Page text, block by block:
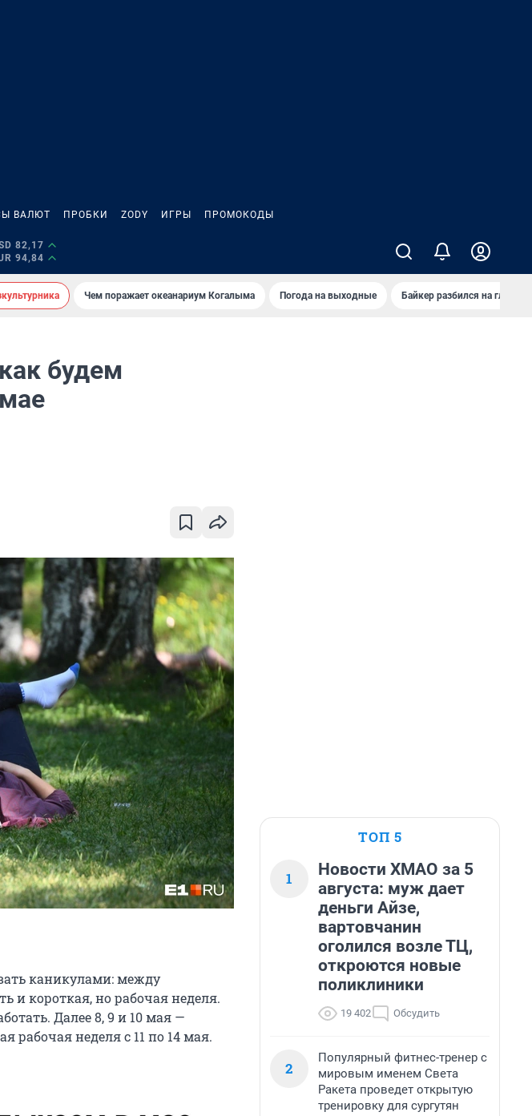
ВАЛЮТ ПРОБКИ ZODY ИГРЫ ПРОМОКОДЫ
82,17
94,84
Чем поражает океанариум Когалыма Погода на выходные Байкер разбился на глазах
будем
каникулами: между
и короткая, но рабочая неделя.
Далее 8, 9 и 10 мая —
рабочая неделя с 11 по 14 мая.
ТОП 5
1
Новости ХМАО за 5
августа: муж дает
деньги Айзе,
вартовчанин
оголился возле ТЦ,
откроются новые
поликлиники
19 402 Обсудить
2
Популярный фитнес-тренер с
мировым именем Света
Ракета проведет открытую
тренировку для сургутян